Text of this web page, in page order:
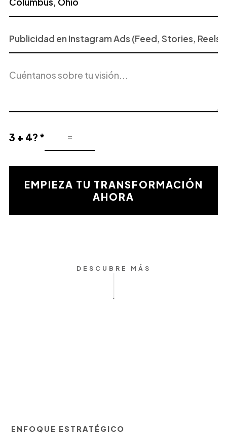
o
Servicio
Interés
del
3 + 4? *
Resultado
la
validación
EMPIEZA TU TRANSFORMACIÓN
AHORA
DESCUBRE MÁS
ENFOQUE ESTRATÉGICO